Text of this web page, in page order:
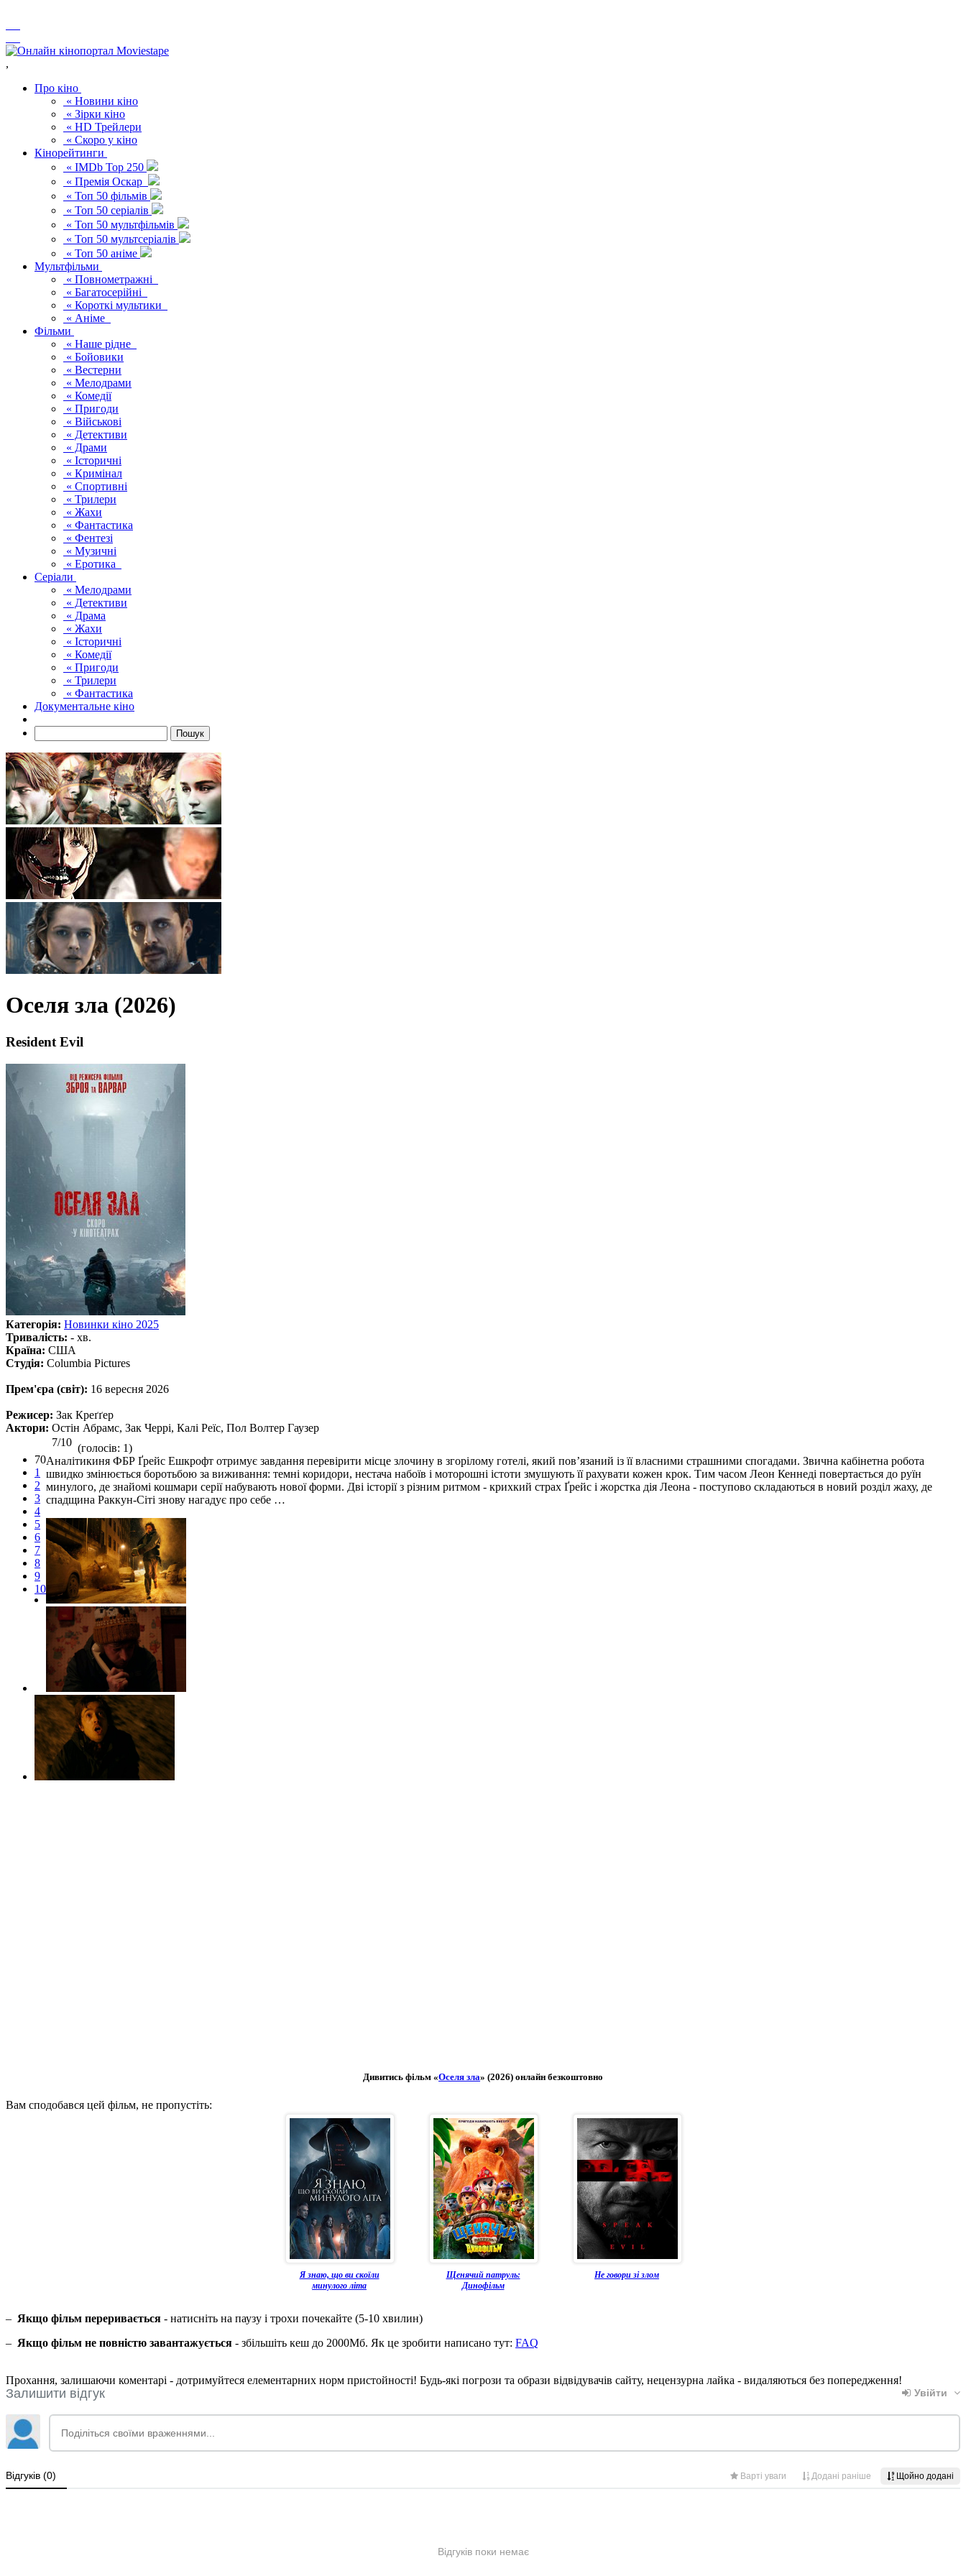
,
Про кіно
« Новини кіно
« Зірки кіно
« HD Трейлери
« Скоро у кіно
Кінорейтинги
« IMDb Top 250
« Премія Оскар
« Топ 50 фільмів
« Топ 50 серіалів
« Топ 50 мультфільмів
« Топ 50 мультсеріалів
« Топ 50 аніме
Мультфільми
« Повнометражні
« Багатосерійні
« Короткі мультики
« Аніме
Фільми
« Наше рідне
« Бойовики
« Вестерни
« Мелодрами
« Комедії
« Пригоди
« Військові
« Детективи
« Драми
« Історичні
« Кримінал
« Спортивні
« Трилери
« Жахи
« Фантастика
« Фентезі
« Музичні
« Еротика
Серіали
« Мелодрами
« Детективи
« Драма
« Жахи
« Історичні
« Комедії
« Пригоди
« Трилери
« Фантастика
Документальне кіно
Пошук
Оселя зла (2026)
Resident Evil
Категорія: Новинки кіно 2025
Тривалість: - хв.
Країна: США
Студія: Columbia Pictures
Прем'єра (світ): 16 вересня 2026
Режисер: Зак Креґґер
Актори: Остін Абрамс, Зак Черрі, Калі Реїс, Пол Волтер Гаузер
70
1
2
3
4
5
6
7
8
9
10
7/10 (голосів: 1)
Аналітикиня ФБР Ґрейс Ешкрофт отримує завдання перевірити місце злочину в згорілому готелі, який пов’язаний із її власними страшними спогадами. Звична кабінетна робота
швидко змінюється боротьбою за виживання: темні коридори, нестача набоїв і моторошні істоти змушують її рахувати кожен крок. Тим часом Леон Кеннеді повертається до руїн
минулого, де знайомі кошмари серії набувають нової форми. Дві історії з різним ритмом - крихкий страх Ґрейс і жорстка дія Леона - поступово складаються в новий розділ жаху, де
спадщина Раккун-Сіті знову нагадує про себе …
Дивитись фільм «Оселя зла» (2026) онлайн безкоштовно
Вам сподобався цей фільм, не пропустіть:
Я знаю, що ви скоїли
минулого літа
Щенячий патруль:
Динофільм
Не говори зі злом
– Якщо фільм переривається - натисніть на паузу і трохи почекайте (5-10 хвилин)
– Якщо фільм не повністю завантажується - збільшіть кеш до 2000Мб. Як це зробити написано тут: FAQ
Прохання, залишаючи коментарі - дотримуйтеся елементарних норм пристойності! Будь-які погрози та образи відвідувачів сайту, нецензурна лайка - видаляються без попередження!